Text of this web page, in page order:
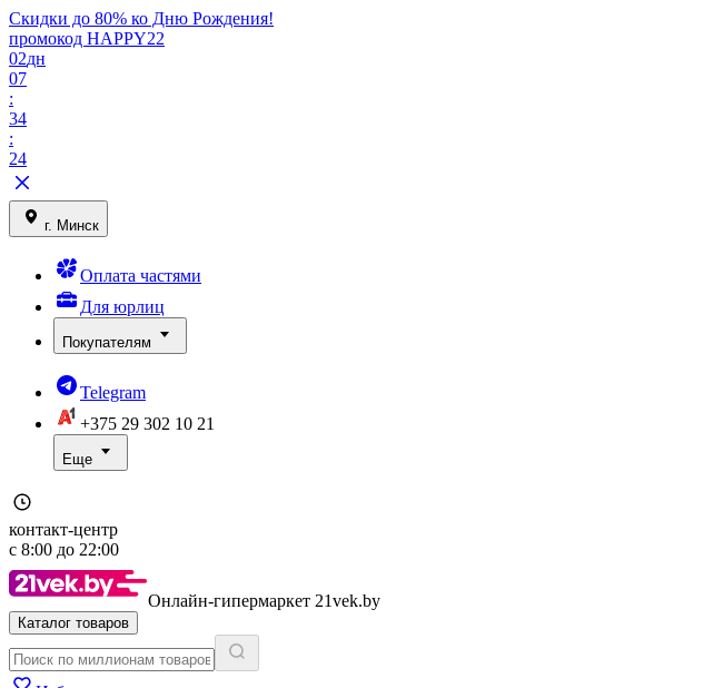
Скидки до 80% ко Дню Рождения!
промокод HAPPY22
02дн
07
:
34
:
24
г. Минск
Оплата частями
Для юрлиц
Покупателям
Telegram
+375 29 302 10 21
Еще
контакт-центр
с 8:00 до 22:00
Онлайн-гипермаркет 21vek.by
Каталог товаров